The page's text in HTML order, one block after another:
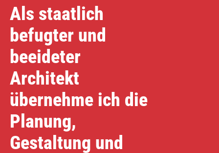
Als staatlich
befugter und
beeideter
Architekt
übernehme ich die
Planung,
Gestaltung und